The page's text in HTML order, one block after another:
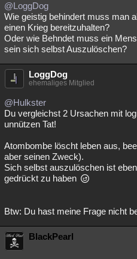
@LoggDog
Wie geistig behindert muss man
einen Krieg bereitzuhalten?
Oder wie Behndet muss ein
sein sich selbst Auszulöschen?
LoggDog
ehemaliges Mitglied
@Hulkster
Du vergleichst 2 Ursachen mit
unnützen Tat!
Atombombe löscht leben aus,
aber seinen Zweck).
Sich selbst auszulöschen ist
gedrückt zu haben
Btw: Du hast meine Frage nicht
BlackPearl